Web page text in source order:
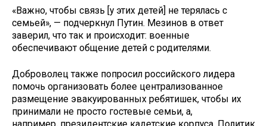
«Важно, чтобы связь [у этих детей] не терялась с
семьей», — подчеркнул Путин. Мезинов в ответ
заверил, что так и происходит: военные
обеспечивают общение детей с родителями.
Доброволец также попросил российского лидера
помочь организовать более централизованное
размещение эвакуированных ребятишек, чтобы их
принимали не просто гостевые семьи, а,